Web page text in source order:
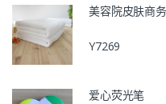
美容院皮肤商
Y7269
爱心荧光笔